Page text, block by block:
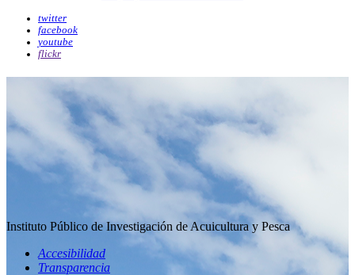
twitter
facebook
youtube
flickr
Instituto Público de Investigación de Acuicultura y Pesca
Accesibilidad
Transparencia